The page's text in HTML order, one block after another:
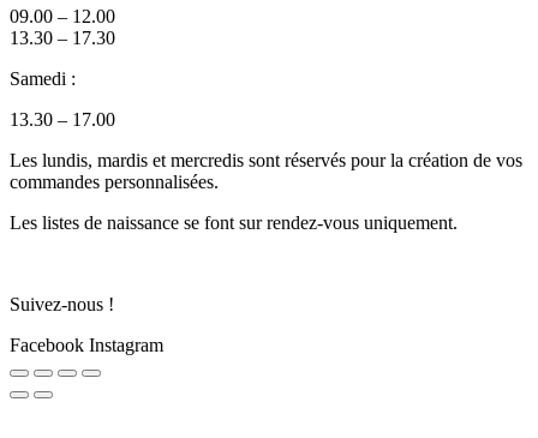
09.00 – 12.00
13.30 – 17.30
Samedi :
13.30 – 17.00
Les lundis, mardis et mercredis sont réservés pour la création de vos
commandes personnalisées.
Les listes de naissance se font sur rendez-vous uniquement.
Suivez-nous !
Facebook Instagram